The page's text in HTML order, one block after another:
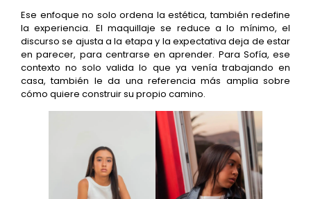
Ese enfoque no solo ordena la estética, también redefine
la experiencia. El maquillaje se reduce a lo mínimo, el
discurso se ajusta a la etapa y la expectativa deja de estar
en parecer, para centrarse en aprender. Para Sofía, ese
contexto no solo valida lo que ya venía trabajando en
casa, también le da una referencia más amplia sobre
cómo quiere construir su propio camino.